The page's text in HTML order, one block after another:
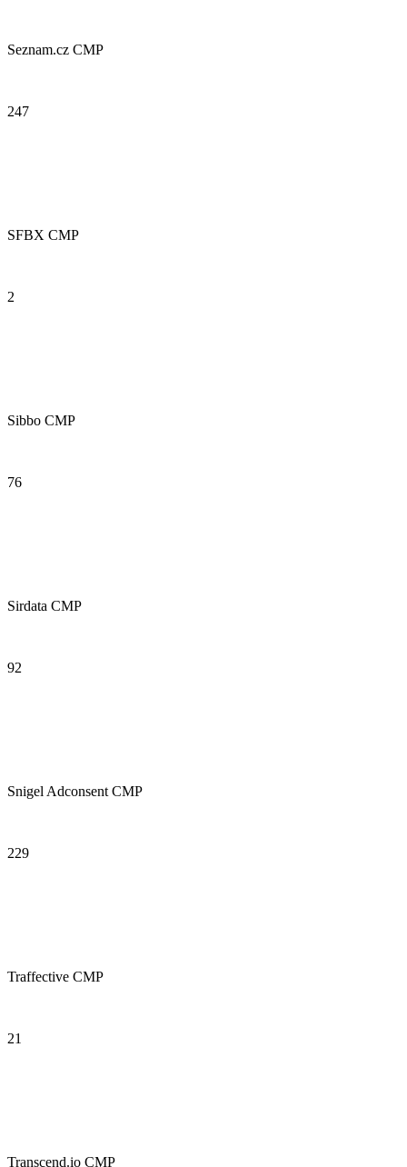
Seznam.cz CMP
247
SFBX CMP
2
Sibbo CMP
76
Sirdata CMP
92
Snigel Adconsent CMP
229
Traffective CMP
21
Transcend.io CMP